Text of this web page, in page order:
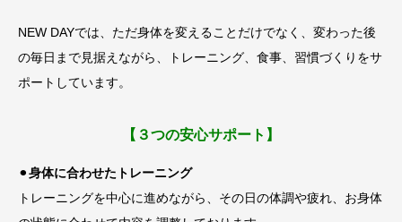
NEW DAYでは、ただ身体を変えることだけでなく、変わった後
の毎日まで見据えながら、トレーニング、食事、習慣づくりをサ
ポートしています。
【３つの安心サポート】
⚫︎身体に合わせたトレーニング
トレーニングを中心に進めながら、その日の体調や疲れ、お身体